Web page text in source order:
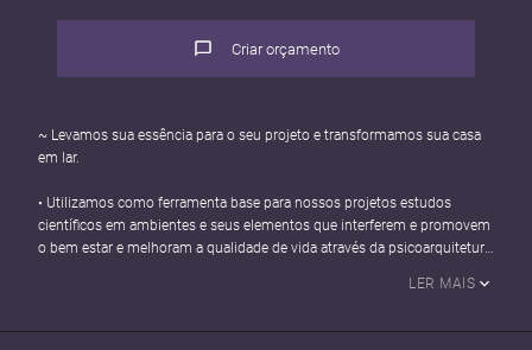
Criar orçamento
~ Levamos sua essência para o seu projeto e transformamos sua casa
em lar.
• Utilizamos como ferramenta base para nossos projetos estudos
científicos em ambientes e seus elementos que interferem e promovem
o bem estar e melhoram a qualidade de vida através da psicoarquitetura
LER MAIS